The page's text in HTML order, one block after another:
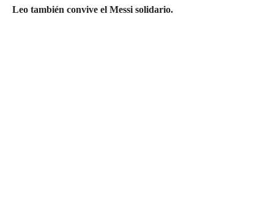
Leo también convive el Messi solidario.